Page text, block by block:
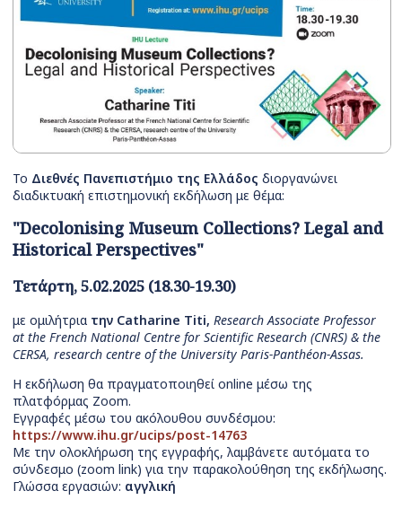
Το Διεθνές Πανεπιστήμιο της Ελλάδος διοργανώνει
διαδικτυακή επιστημονική εκδήλωση με θέμα:
"Decolonising Museum Collections? Legal and
Historical Perspectives"
Τετάρτη, 5.02.2025 (18.30-19.30)
με ομιλήτρια την Catharine Titi, Research Associate Professor
at the French National Centre for Scientific Research (CNRS) & the
CERSA, research centre of the University Paris-Panthéon-Assas.
Η εκδήλωση θα πραγματοποιηθεί online μέσω της
πλατφόρμας Zoom.
Eγγραφές μέσω του ακόλουθου συνδέσμου:
https://www.ihu.gr/ucips/post-14763
Με την ολοκλήρωση της εγγραφής, λαμβάνετε αυτόματα το
σύνδεσμο (zoom link) για την παρακολούθηση της εκδήλωσης.
Γλώσσα εργασιών: αγγλική